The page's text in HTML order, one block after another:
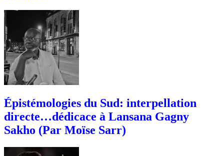
Épistémologies du Sud: interpellation
directe…dédicace à Lansana Gagny
Sakho (Par Moïse Sarr)